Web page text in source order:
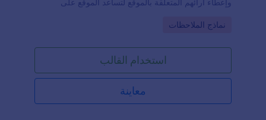
وإعطاء آرائهم المتعلقة بالموقع لتساعد الموقع على
Go to Category:
نماذج الملاحظات
استخدام القالب
معاينة